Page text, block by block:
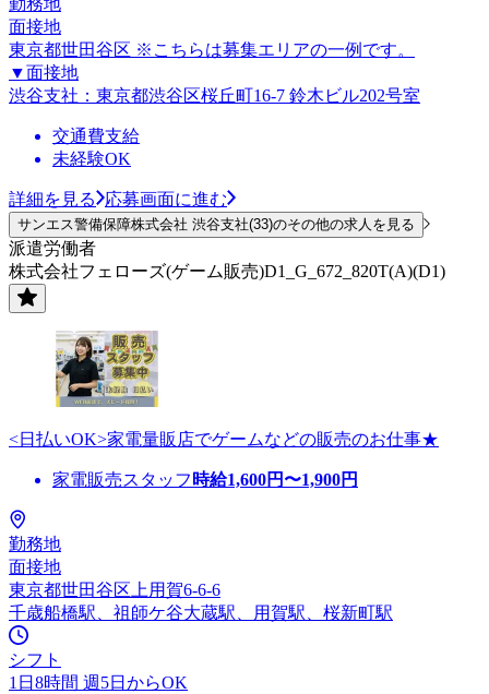
面接地
東京都世田谷区 ※こちらは募集エリアの一例です。
▼面接地
渋谷支社：東京都渋谷区桜丘町16-7 鈴木ビル202号室
交通費支給
未経験OK
詳細を見る 応募画面に進む
サンエス警備保障株式会社 渋谷支社(33)のその他の求人を見る
派遣労働者
株式会社フェローズ(ゲーム販売)D1_G_672_820T(A)(D1)
<日払いOK>家電量販店でゲームなどの販売のお仕事★
家電販売スタッフ 時給1,600円〜1,900円
勤務地
面接地
東京都世田谷区上用賀6-6-6
千歳船橋駅、祖師ケ谷大蔵駅、用賀駅、桜新町駅
シフト
1日8時間 週5日からOK